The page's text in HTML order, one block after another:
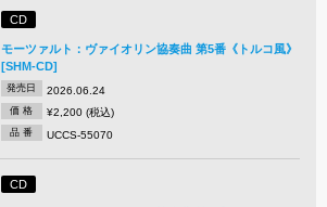
CD
モーツァルト：ヴァイオリン協奏曲 第5番《トルコ風》
[SHM-CD]
発売日 2026.06.24
価 格 ¥2,200 (税込)
品 番 UCCS-55070
CD